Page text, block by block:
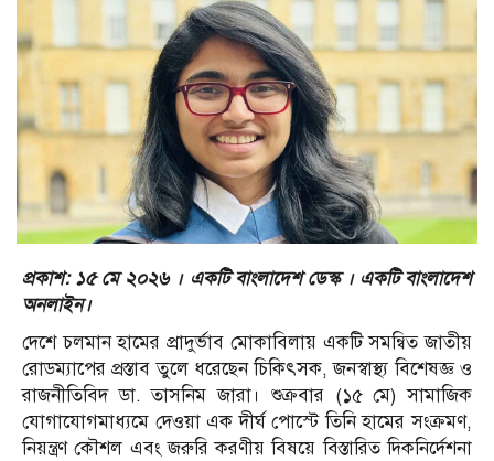
প্রকাশ: ১৫ মে ২০২৬ । একটি বাংলাদেশ ডেস্ক । একটি বাংলাদেশ
অনলাইন।
দেশে চলমান হামের প্রাদুর্ভাব মোকাবিলায় একটি সমন্বিত জাতীয়
রোডম্যাপের প্রস্তাব তুলে ধরেছেন চিকিৎসক, জনস্বাস্থ্য বিশেষজ্ঞ ও
রাজনীতিবিদ ডা. তাসনিম জারা। শুক্রবার (১৫ মে) সামাজিক
যোগাযোগমাধ্যমে দেওয়া এক দীর্ঘ পোস্টে তিনি হামের সংক্রমণ,
নিয়ন্ত্রণ কৌশল এবং জরুরি করণীয় বিষয়ে বিস্তারিত দিকনির্দেশনা